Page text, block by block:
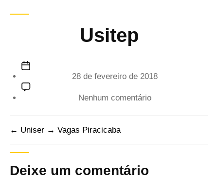
Usitep
de
28 de fevereiro de 2018
Nenhum comentárioem
← Uniser → Vagas Piracicaba
Deixe um comentário